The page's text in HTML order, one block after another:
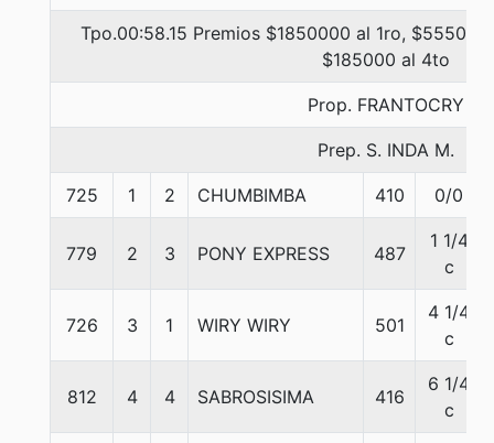
Tpo.00:58.15 Premios $1850000 al 1ro,
$185000 al 4to
Prop. FRANTOCRY
Prep. S. INDA M.
725 1 2 CHUMBIMBA 410 0/0
779 2 3 PONY EXPRESS 487
1 1/4
c
726 3 1 WIRY WIRY 501
4 1/4
c
812 4 4 SABROSISIMA 416
6 1/4
c